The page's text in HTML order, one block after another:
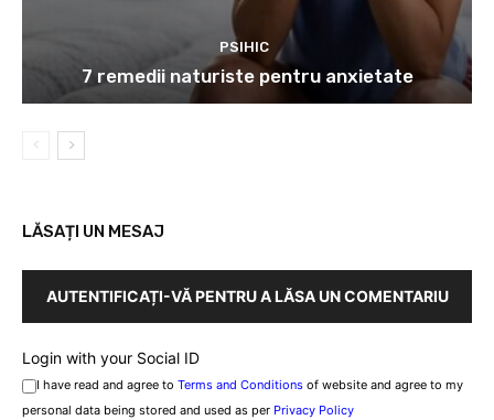
PSIHIC
7 remedii naturiste pentru anxietate
LĂSAȚI UN MESAJ
AUTENTIFICAȚI-VĂ PENTRU A LĂSA UN COMENTARIU
Login with your Social ID
I have read and agree to Terms and Conditions of website and agree to my
personal data being stored and used as per Privacy Policy